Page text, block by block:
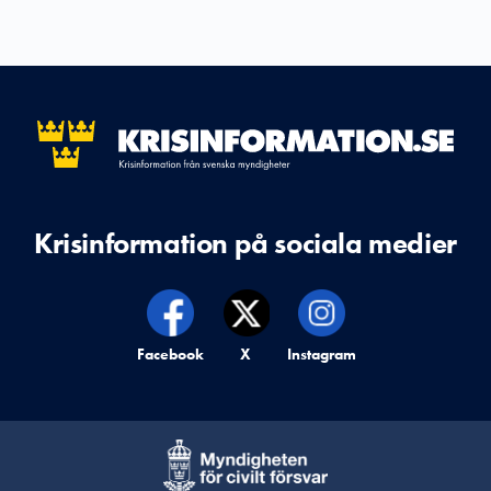
Krisinformation på sociala medier
Krisinformation på,
Facebook Krisinformation på,
X Krisinformation på,
Instagram